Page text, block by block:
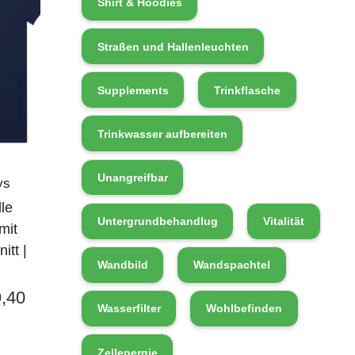
|
Shirt & Hoodies
Straßen und Hallenleuchten
Supplements Trinkflasche
Trinkwasser aufbereiten
Unangreifbar
Untergrundbehandlug Vitalität
Wandbild Wandspachtel
Wasserfilter Wohlbefinden
Zellenergie